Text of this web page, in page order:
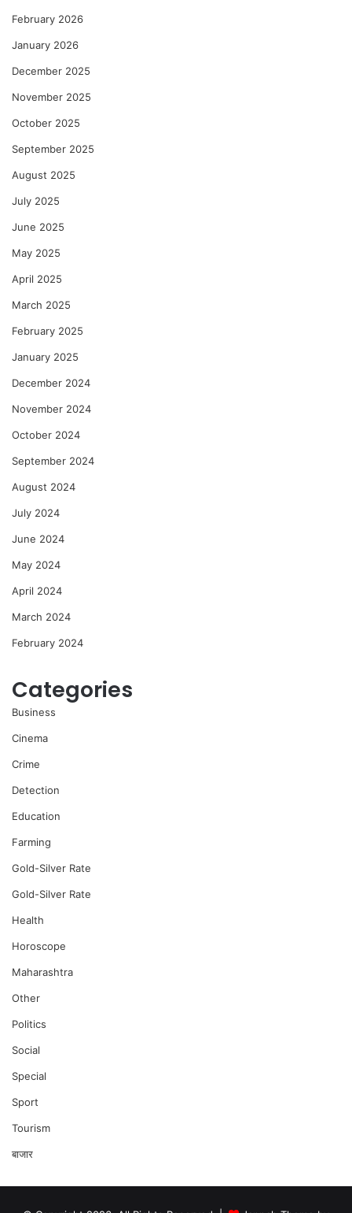
February 2026
January 2026
December 2025
November 2025
October 2025
September 2025
August 2025
July 2025
June 2025
May 2025
April 2025
March 2025
February 2025
January 2025
December 2024
November 2024
October 2024
September 2024
August 2024
July 2024
June 2024
May 2024
April 2024
March 2024
February 2024
Categories
Business
Cinema
Crime
Detection
Education
Farming
Gold-Silver Rate
Gold-Silver Rate
Health
Horoscope
Maharashtra
Other
Politics
Social
Special
Sport
Tourism
बाजार